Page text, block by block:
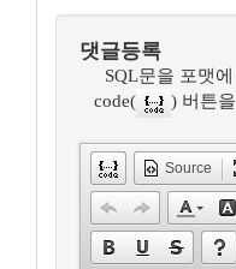
댓글등록
SQL문을 포맷
code(
) 버튼
Source